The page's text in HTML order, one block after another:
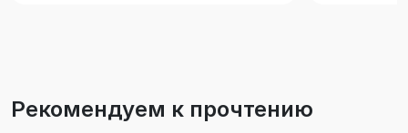
Рекомендуем к прочтению